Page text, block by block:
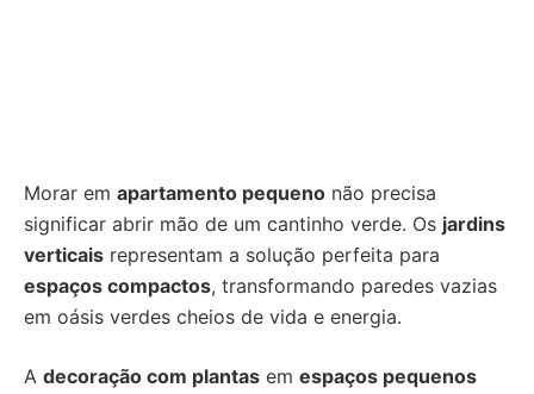
Morar em apartamento pequeno não precisa
significar abrir mão de um cantinho verde. Os jardins
verticais representam a solução perfeita para
espaços compactos, transformando paredes vazias
em oásis verdes cheios de vida e energia.
A decoração com plantas em espaços pequenos